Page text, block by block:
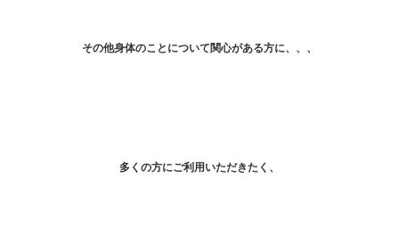
その他身体のことについて関心がある方に、、、
多くの方にご利用いただきたく、